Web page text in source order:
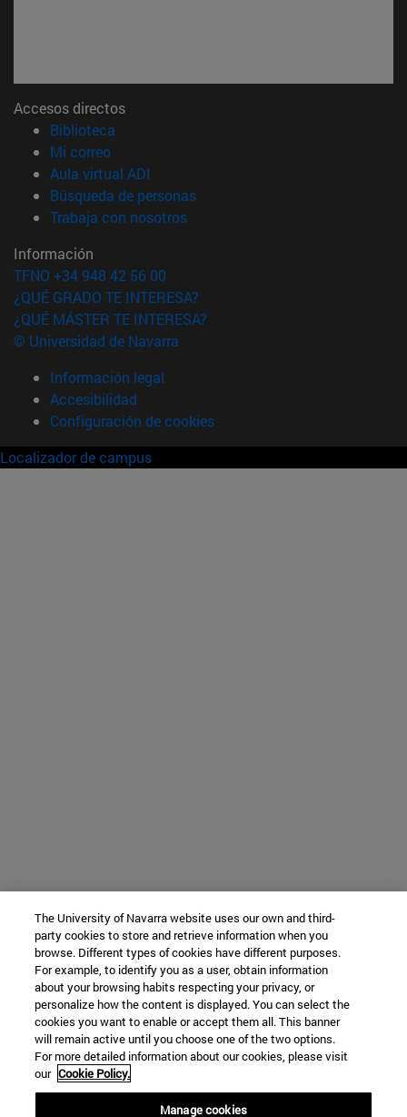
Accesos directos
Biblioteca
Mi correo(abre en nueva ventana)
Aula virtual ADI
Búsqueda de personas(abre en nueva ventana)
Trabaja con nosotros(abre en nueva ventana)
Información
TFNO +34 948 42 56 00
¿QUÉ GRADO TE INTERESA?
¿QUÉ MÁSTER TE INTERESA?
© Universidad de Navarra
Información legal
Accesibilidad
Configuración de cookies
Localizador de campus
The University of Navarra website uses our own and third-
party cookies to store and retrieve information when you
browse. Different types of cookies have different purposes.
For example, to identify you as a user, obtain information
about your browsing habits respecting your privacy, or
personalize how the content is displayed. You can select the
cookies you want to enable or accept them all. This banner
will remain active until you choose one of the two options.
For more detailed information about our cookies, please visit
our Cookie Policy.
Manage cookies